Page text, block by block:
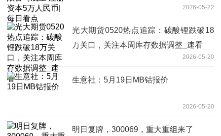
2026-05-22
光大期货0520热点追踪：碳酸锂跌破18
万关口，关注本周库存数据调整_速看
2026-05-20
生意社：5月19日MB钴报价
2026-05-20
明日复牌，300069，重大重组来了